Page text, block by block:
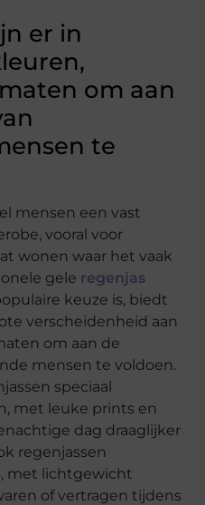
er in
om aan
te
mensen een vast
vooral voor
wonen waar het vaak
gele regenjas
keuze is, biedt
verscheidenheid aan
om aan de
mensen te voldoen.
speciaal
met leuke prints en
dag draaglijker
regenjassen
met lichtgewicht
of vertragen tijdens